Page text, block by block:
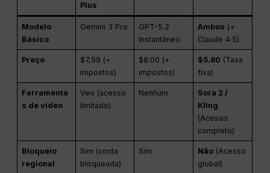
Plus
Modelo
Básico
Gemini 3 Pro
GPT-5.2
Instantâneo
Ambos (+
Claude 4.5)
Preço
$7,99 (+
impostos)
$8.00 (+
impostos)
$5.80 (Taxa
fixa)
Ferramenta
s de vídeo
Veo (acesso
limitado)
Nenhum
Sora 2 /
Kling
(Acesso
completo)
Bloqueio
regional
Sim (conta
bloqueada)
Sim Não(Acesso
global)